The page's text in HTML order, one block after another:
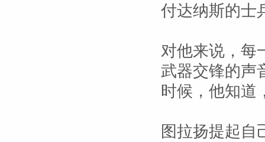
付达纳斯的士
对他来说，每
武器交锋的声
时候，他知道
图拉扬提起自